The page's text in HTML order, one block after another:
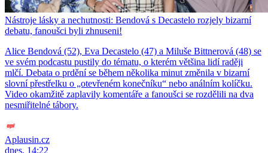
Nástroje lásky a nechutnosti: Bendová s Decastelo rozjely bizarní
debatu, fanoušci byli zhnuseni!
Alice Bendová (52), Eva Decastelo (47) a Miluše Bittnerová (48) se
ve svém podcastu pustily do tématu, o kterém většina lidí raději
mlčí. Debata o prdění se během několika minut změnila v bizarní
slovní přestřelku o „otevřeném konečníku“ nebo análním kolíčku.
Video okamžitě zaplavily komentáře a fanoušci se rozdělili na dva
nesmiřitelné tábory.
Aplausin.cz
dnes, 14:22